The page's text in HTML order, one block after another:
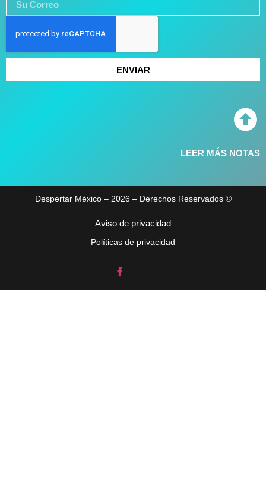
ENVIAR
LEER MÁS NOTAS
Despertar México – 2026 – Derechos Reservados ©
Aviso de privacidad
Políticas de privacidad